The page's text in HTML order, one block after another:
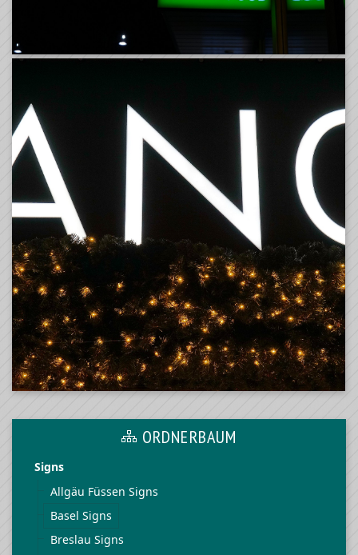
ORDNERBAUM
Signs
Allgäu Füssen Signs
Basel Signs
Breslau Signs